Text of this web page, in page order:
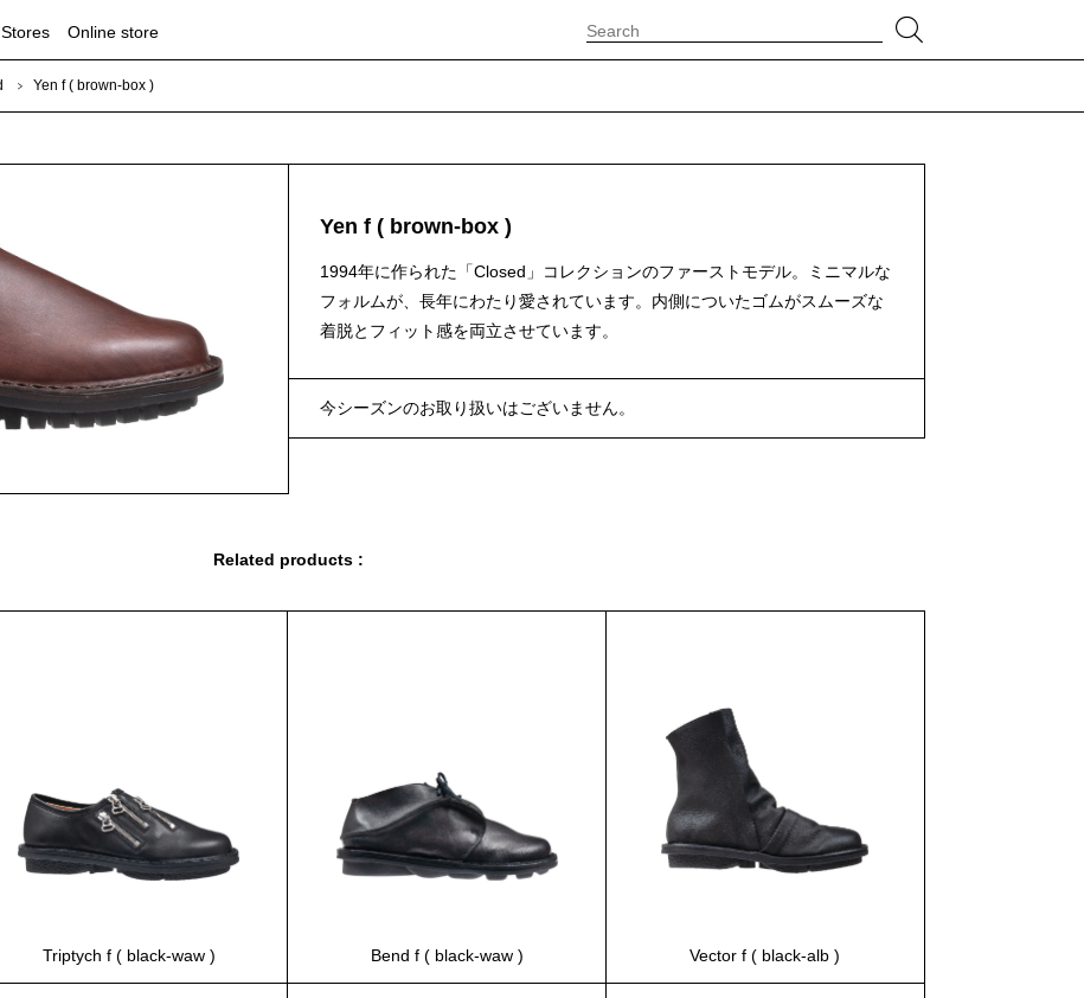
Stores Online store
Yen f ( brown-box )
Yen f ( brown-box )
1994年に作られた「Closed」コレクションのファーストモデル。ミニマルな
フォルムが、長年にわたり愛されています。内側についたゴムがスムーズな
着脱とフィット感を両立させています。
今シーズンのお取り扱いはございません。
Related products :
Triptych f ( black-waw ) Bend f ( black-waw ) Vector f ( black-alb )